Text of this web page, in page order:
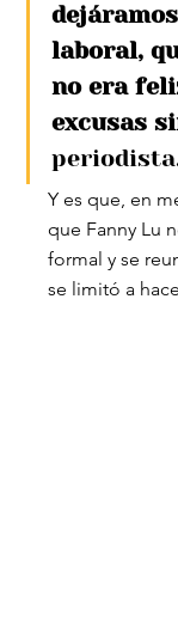
laboral,
no era
excusas
Y es que, en
que Fanny Lu
formal y se
se limitó a